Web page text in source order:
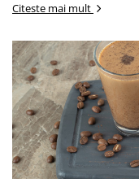
Citeste mai mult